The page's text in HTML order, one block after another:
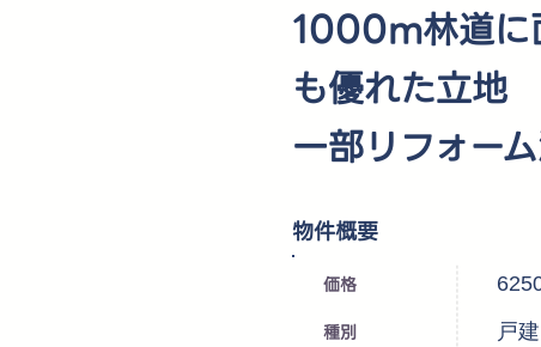
1000m林道に
も優れた立地
一部リフォー
​物件概要
価格
種別
戸建